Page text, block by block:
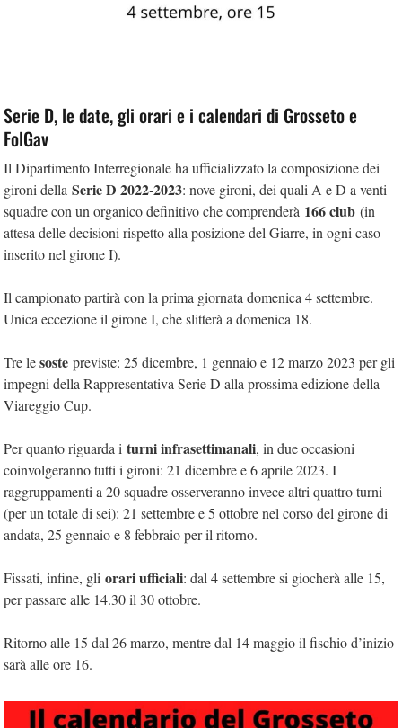
Serie D, le date, gli orari e i calendari di Grosseto e
FolGav
Il Dipartimento Interregionale ha ufficializzato la composizione dei
gironi della Serie D 2022-2023: nove gironi, dei quali A e D a venti
squadre con un organico definitivo che comprenderà 166 club (in
attesa delle decisioni rispetto alla posizione del Giarre, in ogni caso
inserito nel girone I).
Il campionato partirà con la prima giornata domenica 4 settembre.
Unica eccezione il girone I, che slitterà a domenica 18.
Tre lesoste previste: 25 dicembre, 1 gennaio e 12 marzo 2023 per gli
impegni della Rappresentativa Serie D alla prossima edizione della
Viareggio Cup.
Per quanto riguarda i turni infrasettimanali, in due occasioni
coinvolgeranno tutti i gironi: 21 dicembre e 6 aprile 2023. I
raggruppamenti a 20 squadre osserveranno invece altri quattro turni
(per un totale di sei): 21 settembre e 5 ottobre nel corso del girone di
andata, 25 gennaio e 8 febbraio per il ritorno.
Fissati, infine, gli orari ufficiali: dal 4 settembre si giocherà alle 15,
per passare alle 14.30 il 30 ottobre.
Ritorno alle 15 dal 26 marzo, mentre dal 14 maggio il fischio d’inizio
sarà alle ore 16.